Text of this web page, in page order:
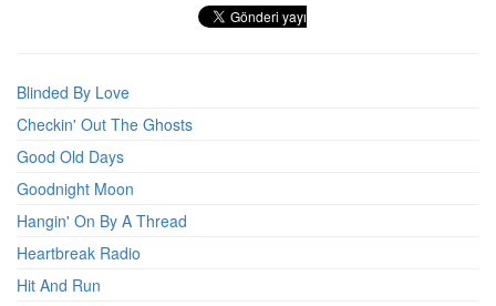
Blinded By Love
Checkin' Out The Ghosts
Good Old Days
Goodnight Moon
Hangin' On By A Thread
Heartbreak Radio
Hit And Run